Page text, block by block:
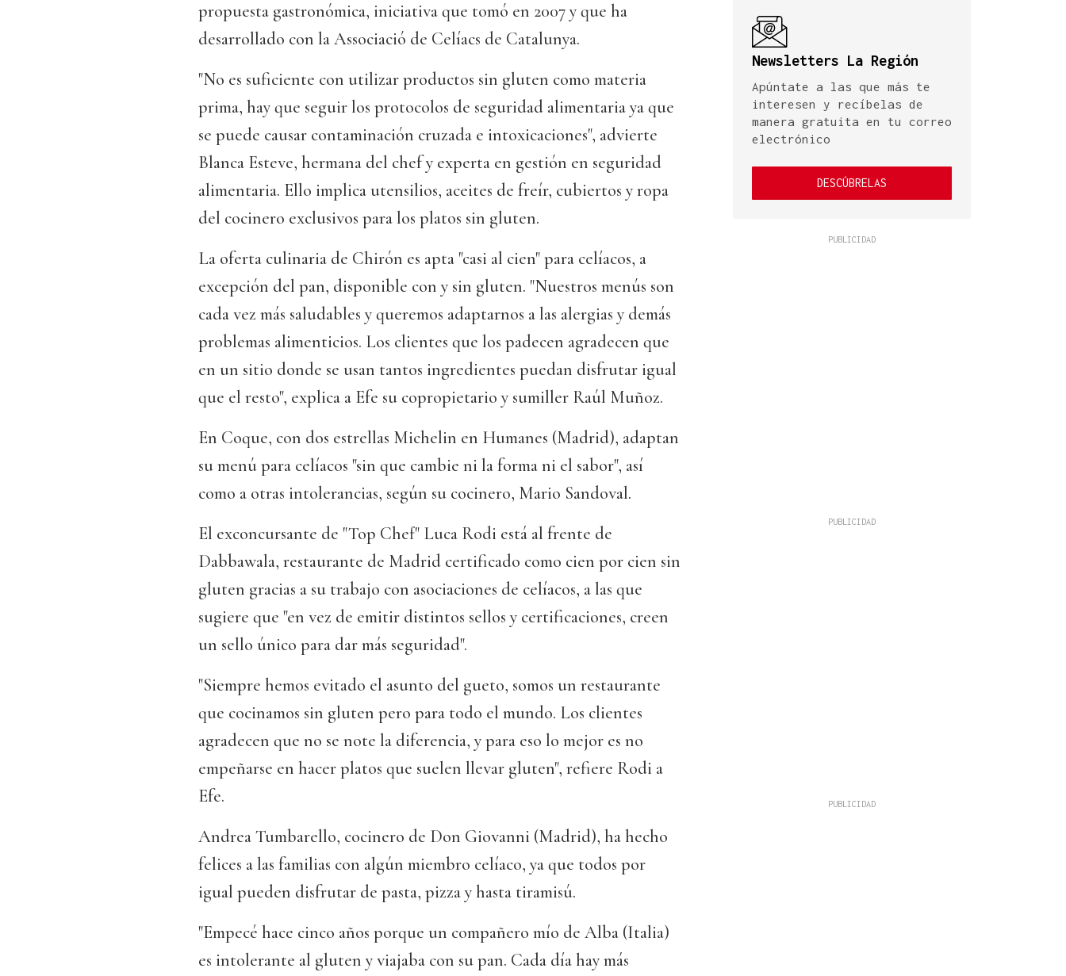
propuesta gastronómica, iniciativa que tomó en 2007 y que ha
desarrollado con la Associació de Celíacs de Catalunya.
"No es suficiente con utilizar productos sin gluten como materia
prima, hay que seguir los protocolos de seguridad alimentaria ya que
se puede causar contaminación cruzada e intoxicaciones", advierte
Blanca Esteve, hermana del chef y experta en gestión en seguridad
alimentaria. Ello implica utensilios, aceites de freír, cubiertos y ropa
del cocinero exclusivos para los platos sin gluten.
La oferta culinaria de Chirón es apta "casi al cien" para celíacos, a
excepción del pan, disponible con y sin gluten. "Nuestros menús son
cada vez más saludables y queremos adaptarnos a las alergias y demás
problemas alimenticios. Los clientes que los padecen agradecen que
en un sitio donde se usan tantos ingredientes puedan disfrutar igual
que el resto", explica a Efe su copropietario y sumiller Raúl Muñoz.
En Coque, con dos estrellas Michelin en Humanes (Madrid), adaptan
su menú para celíacos "sin que cambie ni la forma ni el sabor", así
como a otras intolerancias, según su cocinero, Mario Sandoval.
El exconcursante de "Top Chef" Luca Rodi está al frente de
Dabbawala, restaurante de Madrid certificado como cien por cien sin
gluten gracias a su trabajo con asociaciones de celíacos, a las que
sugiere que "en vez de emitir distintos sellos y certificaciones, creen
un sello único para dar más seguridad".
"Siempre hemos evitado el asunto del gueto, somos un restaurante
que cocinamos sin gluten pero para todo el mundo. Los clientes
agradecen que no se note la diferencia, y para eso lo mejor es no
empeñarse en hacer platos que suelen llevar gluten", refiere Rodi a
Efe.
Andrea Tumbarello, cocinero de Don Giovanni (Madrid), ha hecho
felices a las familias con algún miembro celíaco, ya que todos por
igual pueden disfrutar de pasta, pizza y hasta tiramisú.
"Empecé hace cinco años porque un compañero mío de Alba (Italia)
es intolerante al gluten y viajaba con su pan. Cada día hay más
Newsletters La Región
Apúntate a las que más te
interesen y recíbelas de
manera gratuita en tu correo
electrónico
DESCÚBRELAS